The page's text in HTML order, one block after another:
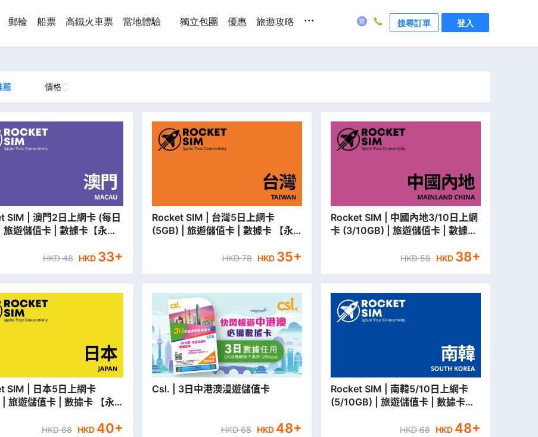
郵輪 船票 高鐵火車票 當地體驗 獨立包團 優惠 旅遊攻略 ... 搜尋訂單 登入
薦 價格
上網卡 (每日
旅遊儲值卡 | 數據卡【永安
HKD48 HKD 33+
Rocket SIM | 台灣5日上網卡
(5GB) | 旅遊儲值卡 | 數據卡 【永
HKD78 HKD 35+
Rocket SIM | 中國內地3/10日上網
卡 (3/10GB) | 旅遊儲值卡 | 數據卡
HKD58 HKD 38+
5日上網卡
旅遊儲值卡 | 數據卡 【永
HKD68 HKD 40+
Csl. | 3日中港澳漫遊儲值卡
HKD68 HKD 48+
Rocket SIM | 南韓5/10日上網卡
(5/10GB) | 旅遊儲值卡 | 數據卡
HKD68 HKD 48+